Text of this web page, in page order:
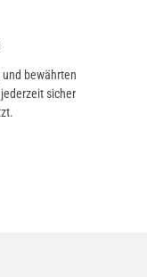
und bewährten
sicher